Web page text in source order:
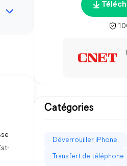
Catégories
Déverrouiller iPhone
Transfert de téléphone